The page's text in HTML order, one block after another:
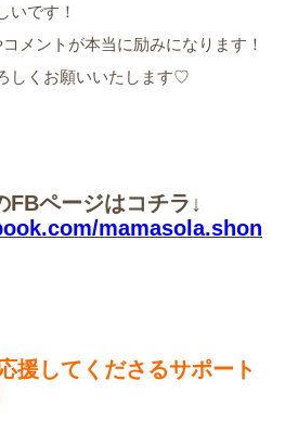
いです！
メントが本当に励みになります！
しくお願いいたします♡
FBページはコチラ↓
mamasola.shon
援してくださるサポート